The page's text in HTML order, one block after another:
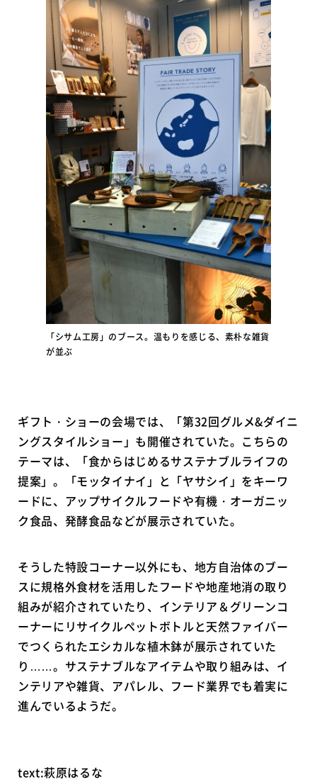
「シサム工房」のブース。温もりを感じる、素朴な雑貨
が並ぶ
ギフト・ショーの会場では、「第32回グルメ&ダイニ
ングスタイルショー」も開催されていた。こちらの
テーマは、「食からはじめるサステナブルライフの
提案」。「モッタイナイ」と「ヤサシイ」をキーワ
ードに、アップサイクルフードや有機・オーガニッ
ク食品、発酵食品などが展示されていた。
そうした特設コーナー以外にも、地方自治体のブー
スに規格外食材を活用したフードや地産地消の取り
組みが紹介されていたり、インテリア＆グリーンコ
ーナーにリサイクルペットボトルと天然ファイバー
でつくられたエシカルな植木鉢が展示されていた
り……。サステナブルなアイテムや取り組みは、イ
ンテリアや雑貨、アパレル、フード業界でも着実に
進んでいるようだ。
text:萩原はるな